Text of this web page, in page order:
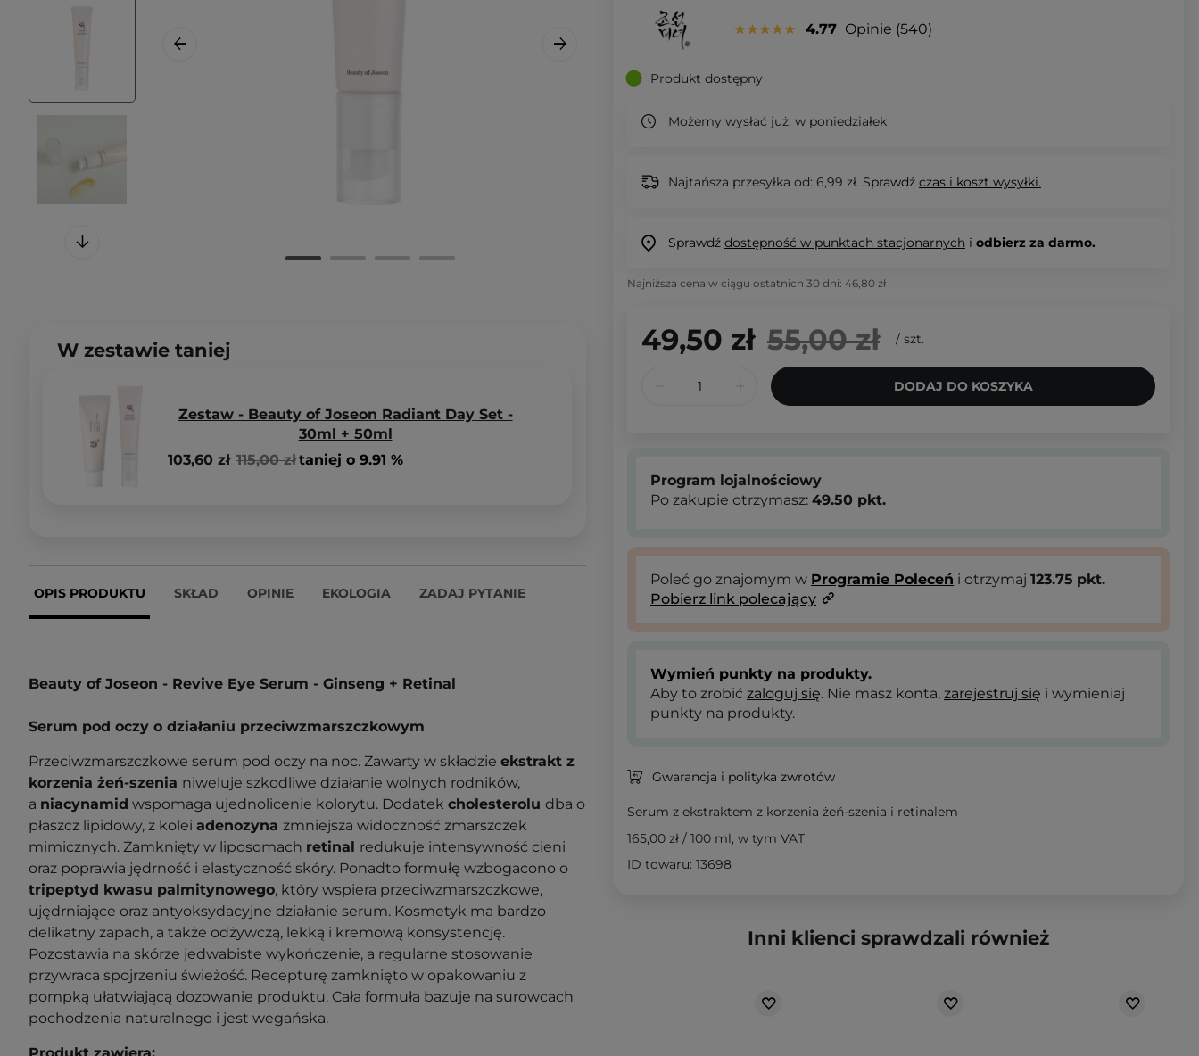
W zestawie taniej
Zestaw - Beauty of Joseon Radiant Day Set -
30ml + 50ml
115,00 zł
103,60 zł taniej o 9.91 %
OPIS PRODUKTU SKŁAD OPINIE EKOLOGIA ZADAJ PYTANIE
Beauty of Joseon - Revive Eye Serum - Ginseng + Retinal
Serum pod oczy o działaniu przeciwzmarszczkowym
Przeciwzmarszczkowe serum pod oczy na noc. Zawarty w składzie ekstrakt z
korzenia żeń-szenia niweluje szkodliwe działanie wolnych rodników,
a niacynamid wspomaga ujednolicenie kolorytu. Dodatek cholesterolu dba o
płaszcz lipidowy, z kolei adenozyna zmniejsza widoczność zmarszczek
mimicznych. Zamknięty w liposomach retinal redukuje intensywność cieni
oraz poprawia jędrność i elastyczność skóry. Ponadto formułę wzbogacono o
tripeptyd kwasu palmitynowego, który wspiera przeciwzmarszczkowe,
ujędrniające oraz antyoksydacyjne działanie serum. Kosmetyk ma bardzo
delikatny zapach, a także odżywczą, lekką i kremową konsystencję.
Pozostawia na skórze jedwabiste wykończenie, a regularne stosowanie
przywraca spojrzeniu świeżość. Recepturę zamknięto w opakowaniu z
pompką ułatwiającą dozowanie produktu. Cała formuła bazuje na surowcach
pochodzenia naturalnego i jest wegańska.
Produkt zawiera:
4.77 Opinie 540
Produkt dostępny
Możemy wysłać już: w poniedziałek
Najtańsza przesyłka od: 6,99 zł. Sprawdź czas i koszt wysyłki.
Sprawdź dostępność w punktach stacjonarnych i odbierz za darmo.
Najniższa cena w ciągu ostatnich 30 dni: 46,80 zł
49,50 zł 55,00 zł / szt.
DODAJ DO KOSZYKA
Program lojalnościowy
Po zakupie otrzymasz: 49.50 pkt.
Poleć go znajomym w Programie Poleceń i otrzymaj 123.75 pkt.
Pobierz link polecający
Wymień punkty na produkty.
Aby to zrobić zaloguj się. Nie masz konta, zarejestruj się i wymieniaj
punkty na produkty.
Gwarancja i polityka zwrotów
Serum z ekstraktem z korzenia żeń-szenia i retinalem
165,00 zł / 100 ml, w tym VAT
ID towaru: 13698
Inni klienci sprawdzali również